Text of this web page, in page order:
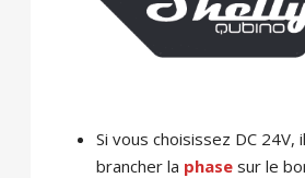
Si vous choisissez DC 24V,
brancher la phasesur le